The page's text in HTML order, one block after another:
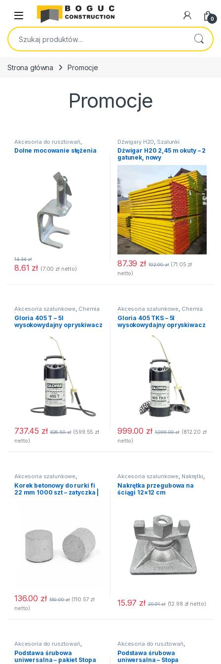
Skip to navigation
Skip to content
Open 0
Szukaj:
Strona główna Promocje
Promocje
Akcesoria do rusztowań
Rusztowania budowlane,
Rusztowania ramowe /
Dolne mocowanie stężenia
8.61 zł
14.34zł
(7.00 złnetto)
Dźwigary H20 Szalunki
stropowe
Dźwigar H20 2,45 m okuty – 2
gatunek, nowy
87.39 zł 102.00zł (71.05 zł
netto)
Akcesoria szalunkowe, Chemia
budowlana
Gloria 405 T – 5l
wysokowydajny opryskiwacz
737.45 zł 826.50zł (599.55 zł
netto)
Akcesoria szalunkowe, Chemia
budowlana
Gloria 405 TKS – 5l
wysokowydajny opryskiwacz
999.00 zł 1,099.00zł (812.20 zł
netto)
Akcesoria szalunkowe,
Dystanse betonowe Dystanse
budowlane
Korek betonowy do rurki fi
22 mm 1000 szt – zatyczka |
136.00 zł 150.00zł (110.57 zł
netto)
Akcesoria szalunkowe, Nakrętki,
Szalunki FrBox Szalunki mBox
Szalunki ścienne LBox
Nakrętka przegubowa na
ściągi 12×12 cm
15.97 zł 20.91zł (12.98 zł netto)
Akcesoria do rusztowań,
Rusztowania modułowe ,
Rusztowania warszawskie
Rusztowanie BL 73 (Baumann)
Podstawa śrubowa
uniwersalna – pakiet Stopa
Akcesoria do rusztowań,
Rusztowania modułowe ,
Rusztowania warszawskie
Rusztowanie BL 73 (Baumann)
Podstawa śrubowa
uniwersalna – Stopa